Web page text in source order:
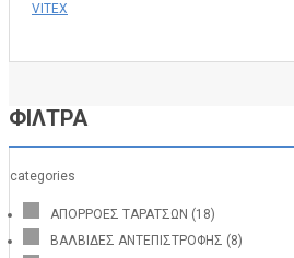
VITEX
ΦΙΛΤΡΑ
categories
ΑΠΟΡΡΟΕΣ ΤΑΡΑΤΣΩΝ (18)
ΒΑΛΒΙΔΕΣ ΑΝΤΕΠΙΣΤΡΟΦΗΣ (8)